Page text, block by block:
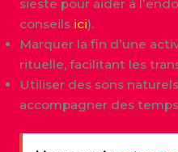
sieste pour aider à
conseils ici).
Marquer la fin d’une
rituelle, facilitant les
Utiliser des sons
accompagner des